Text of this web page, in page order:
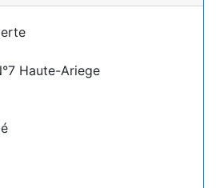
Haute-Ariege